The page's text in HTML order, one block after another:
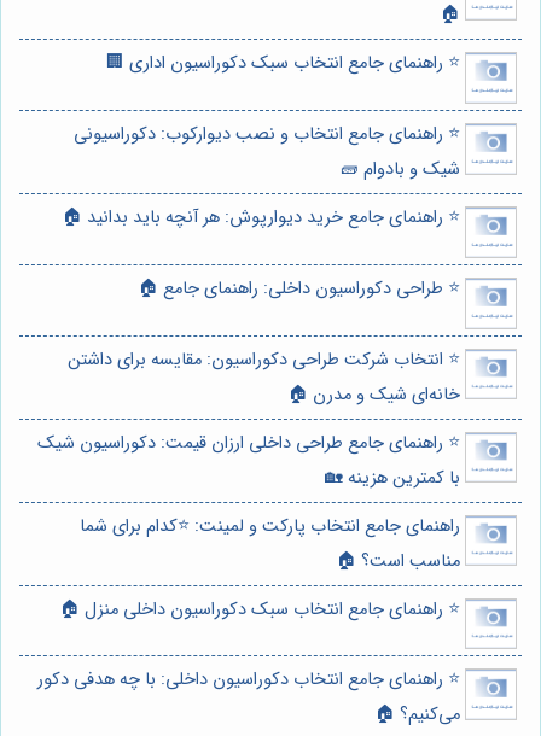
🏠
⭐️ راهنمای جامع انتخاب سبک دکوراسیون اداری 🏢
⭐️ راهنمای جامع انتخاب و نصب دیوارکوب: دکوراسیونی
شیک و بادوام 🧱
⭐️ راهنمای جامع خرید دیوارپوش: هر آنچه باید بدانید 🏠
⭐️ طراحی دکوراسیون داخلی: راهنمای جامع 🏠
⭐️ انتخاب شرکت طراحی دکوراسیون: مقایسه برای داشتن
خانه‌ای شیک و مدرن 🏠
⭐️ راهنمای جامع طراحی داخلی ارزان قیمت: دکوراسیون شیک
با کمترین هزینه 🏡
راهنمای جامع انتخاب پارکت و لمینت: ⭐️کدام برای شما
مناسب است؟ 🏠
⭐️ راهنمای جامع انتخاب سبک دکوراسیون داخلی منزل 🏠
⭐️ راهنمای جامع انتخاب دکوراسیون داخلی: با چه هدفی دکور
می‌کنیم؟ 🏠